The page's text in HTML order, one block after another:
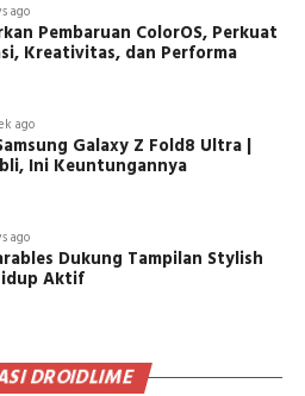
ago
Pembaruan ColorOS, Perkuat
Kreativitas, dan Performa
ago
Galaxy Z Fold8 Ultra |
Ini Keuntungannya
ago
Dukung Tampilan Stylish
Aktif
DROIDLIME